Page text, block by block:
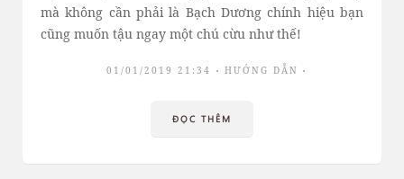
mà không cần phải là Bạch Dương chính hiệu bạn
cũng muốn tậu ngay một chú cừu như thế!
01/01/2019 21:34 HƯỚNG DẪN
ĐỌC THÊM